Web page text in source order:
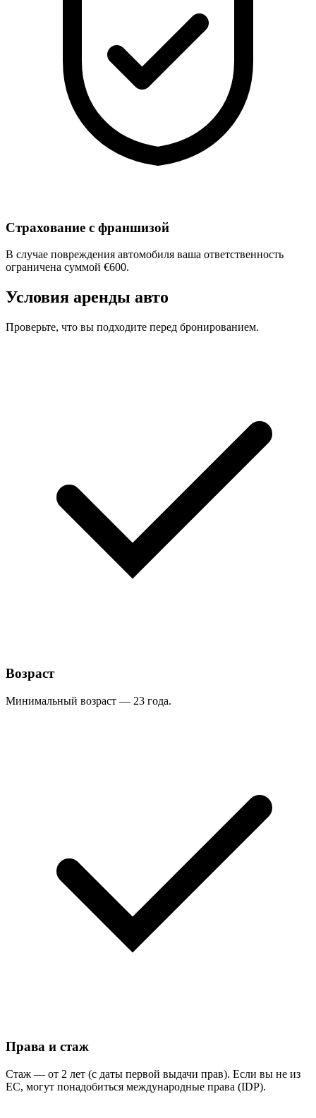
Страхование с франшизой
В случае повреждения автомобиля ваша ответственность
ограничена суммой €600.
Условия аренды авто
Проверьте, что вы подходите перед бронированием.
Возраст
Минимальный возраст — 23 года.
Права и стаж
Стаж — от 2 лет (с даты первой выдачи прав). Если вы не из
ЕС, могут понадобиться международные права (IDP).